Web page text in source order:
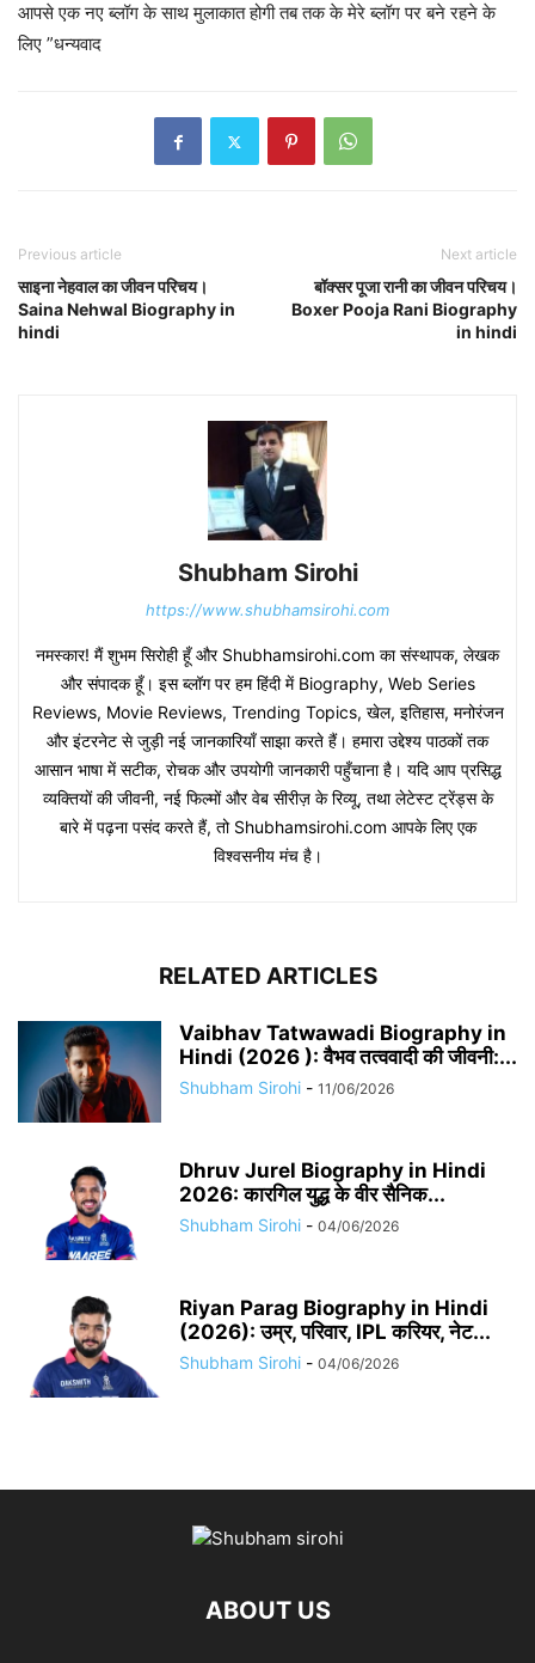
आपसे एक नए ब्लॉग के साथ मुलाकात होगी तब तक के मेरे ब्लॉग पर बने रहने के
लिए ”धन्यवाद
Previous article
साइना नेहवाल का जीवन परिचय।
Saina Nehwal Biography in
hindi
Next article
बॉक्सर पूजा रानी का जीवन परिचय।
Boxer Pooja Rani Biography
in hindi
Shubham Sirohi
https://www.shubhamsirohi.com
नमस्कार! मैं शुभम सिरोही हूँ और Shubhamsirohi.com का संस्थापक, लेखक
और संपादक हूँ। इस ब्लॉग पर हम हिंदी में Biography, Web Series
Reviews, Movie Reviews, Trending Topics, खेल, इतिहास, मनोरंजन
और इंटरनेट से जुड़ी नई जानकारियाँ साझा करते हैं। हमारा उद्देश्य पाठकों तक
आसान भाषा में सटीक, रोचक और उपयोगी जानकारी पहुँचाना है। यदि आप प्रसिद्ध
व्यक्तियों की जीवनी, नई फिल्मों और वेब सीरीज़ के रिव्यू, तथा लेटेस्ट ट्रेंड्स के
बारे में पढ़ना पसंद करते हैं, तो Shubhamsirohi.com आपके लिए एक
विश्वसनीय मंच है।
RELATED ARTICLES
Vaibhav Tatwawadi Biography in
Hindi (2026 ): वैभव तत्ववादी की जीवनी:...
Shubham Sirohi - 11/06/2026
Dhruv Jurel Biography in Hindi
2026: कारगिल युद्ध के वीर सैनिक...
Shubham Sirohi - 04/06/2026
Riyan Parag Biography in Hindi
(2026): उम्र, परिवार, IPL करियर, नेट...
Shubham Sirohi - 04/06/2026
ABOUT US